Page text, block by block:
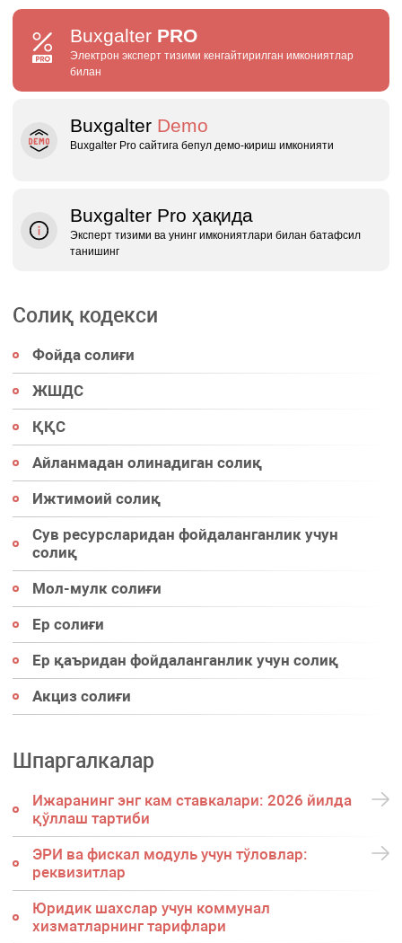
Buxgalter PRO
Электрон эксперт тизими кенгайтирилган имкониятлар
билан
Buxgalter Demo
Buxgalter Pro сайтига бепул демо‑кириш имконияти
Buxgalter Pro ҳақида
Эксперт тизими ва унинг имкониятлари билан батафсил
танишинг
Солиқ кодекси
Фойда солиғи
ЖШДС
ҚҚС
Айланмадан олинадиган солиқ
Ижтимоий солиқ
Сув ресурсларидан фойдаланганлик учун
солиқ
Мол-мулк солиғи
Ер солиғи
Ер қаъридан фойдаланганлик учун солиқ
Акциз солиғи
Шпаргалкалар
Ижаранинг энг кам ставкалари: 2026 йилда
қўллаш тартиби
ЭРИ ва фискал модуль учун тўловлар:
реквизитлар
Юридик шахслар учун коммунал
хизматларнинг тарифлари